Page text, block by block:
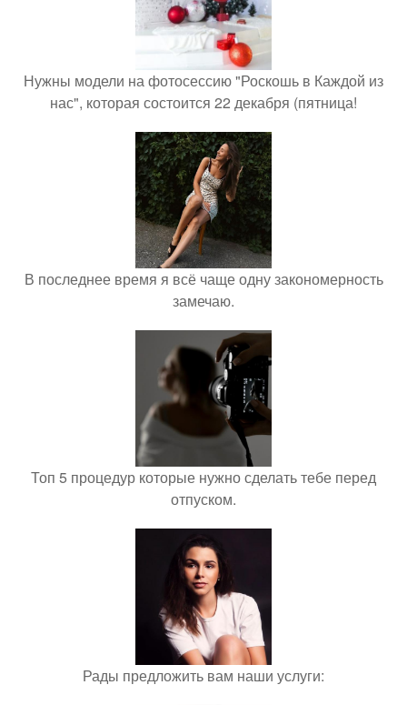
Нужны модели на фотосессию "Роскошь в Каждой из
нас", которая состоится 22 декабря (пятница!
В последнее время я всё чаще одну закономерность
замечаю.
Топ 5 процедур которые нужно сделать тебе перед
отпуском.
Рады предложить вам наши услуги: